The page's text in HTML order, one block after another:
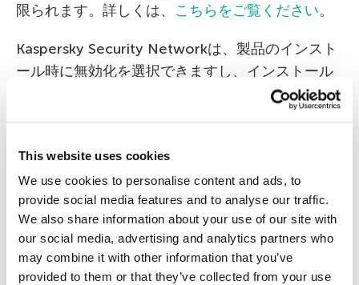
This website uses cookies
We use cookies to personalise content and ads, to
provide social media features and to analyse our traffic.
We also share information about your use of our site with
our social media, advertising and analytics partners who
may combine it with other information that you’ve
provided to them or that they’ve collected from your use
限られます。詳しくは、 こちらをご覧ください。
Kaspersky Security Networkは、製品のインスト
ール時に無効化を選択できますし、インストール
後に無効にすることもできます。カスペルスキー
製品がインストールされているPCで、何か悪意あ
Security Networkを無効にするのが合理的な判断
でしょう。有効になった状態であれば、カスペル
スキー製品がそのソフトウェアを検知し、マルウ
ェアとして製品の定義データベースに登録しま
す。法人向けには、Kaspersky Security Network
に相当する「Kaspersky Private Security